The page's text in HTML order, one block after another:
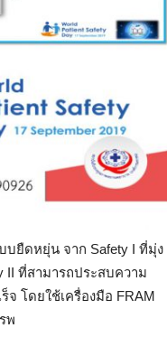
บยืดหยุ่น จาก Safety I ที่มุ่ง
II ที่สามารถประสบความ
จ โดยใช้เครื่องมือ FRAM
พ